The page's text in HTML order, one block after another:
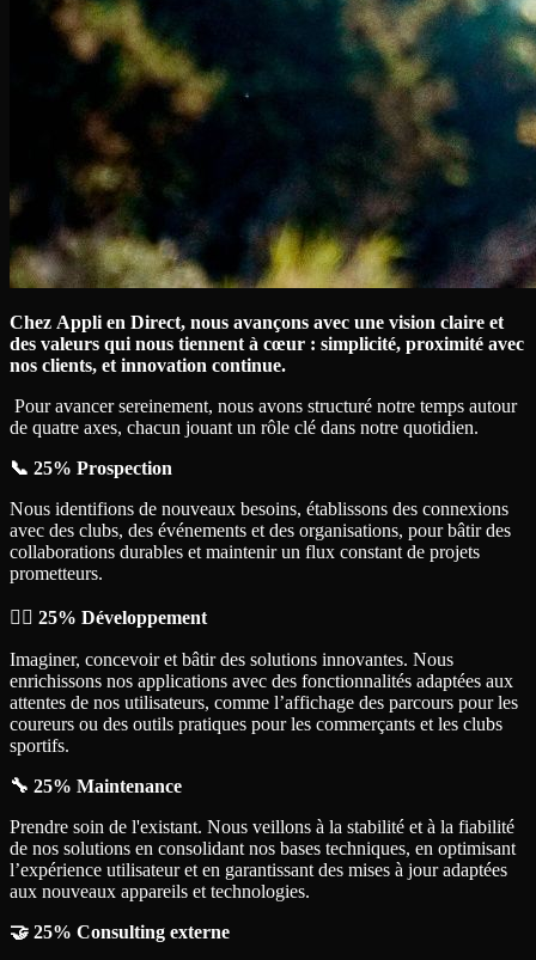
Chez Appli en Direct, nous avançons avec une vision claire et
des valeurs qui nous tiennent à cœur : simplicité, proximité avec
nos clients, et innovation continue.
Pour avancer sereinement, nous avons structuré notre temps autour
de quatre axes, chacun jouant un rôle clé dans notre quotidien.
📞 25% Prospection
Nous identifions de nouveaux besoins, établissons des connexions
avec des clubs, des événements et des organisations, pour bâtir des
collaborations durables et maintenir un flux constant de projets
prometteurs.
🏃‍♂️ 25% Développement
Imaginer, concevoir et bâtir des solutions innovantes. Nous
enrichissons nos applications avec des fonctionnalités adaptées aux
attentes de nos utilisateurs, comme l’affichage des parcours pour les
coureurs ou des outils pratiques pour les commerçants et les clubs
sportifs.
🔧 25% Maintenance
Prendre soin de l'existant. Nous veillons à la stabilité et à la fiabilité
de nos solutions en consolidant nos bases techniques, en optimisant
l’expérience utilisateur et en garantissant des mises à jour adaptées
aux nouveaux appareils et technologies.
🤝 25% Consulting externe